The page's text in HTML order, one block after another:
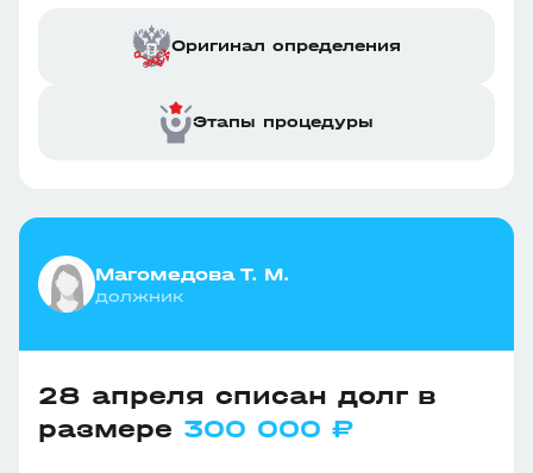
Оригинал определения
Этапы процедуры
Магомедова Т. М.
должник
28 апреля списан долг в
размере 300 000 ₽